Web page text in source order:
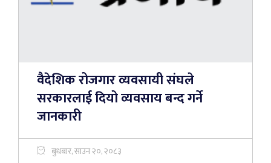
वैदेशिक रोजगार व्यवसायी संघले
सरकारलाई दियो व्यवसाय बन्द गर्ने
जानकारी
बुधबार, साउन २०, २०८३